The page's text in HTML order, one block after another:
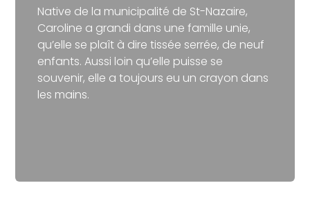
Native de la municipalité de St-Nazaire,
Caroline a grandi dans une famille unie,
qu’elle se plaît à dire tissée serrée, de neuf
enfants. Aussi loin qu’elle puisse se
souvenir, elle a toujours eu un crayon dans
les mains.